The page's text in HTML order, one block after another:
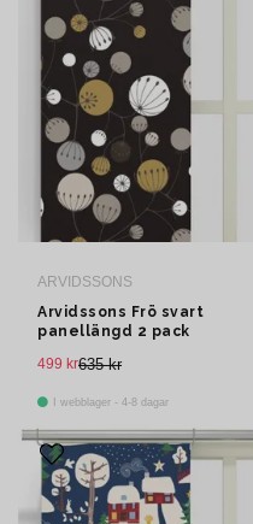
ARVIDSSONS
Arvidssons Frö svart
panellängd 2 pack
635 kr
499 kr
I webblager - 4-8 dagar